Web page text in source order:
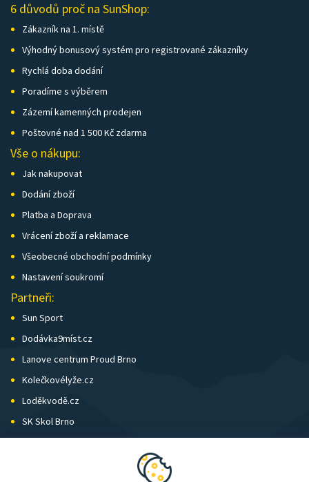
6 důvodů proč na SunShop:
Zákazník na 1. místě
Výhodný bonusový systém pro registrované zákazníky
Rychlá doba dodání
Poradíme s výběrem
Zázemí kamenných prodejen
Poštovné nad 1 500 Kč zdarma
Vše o nákupu:
Jak nakupovat
Dodání zboží
Platba a Doprava
Vrácení zboží a reklamace
Všeobecné obchodní podmínky
Nastavení soukromí
Partneři:
Sun Sport
Dodávka9míst.cz
Lanove centrum Proud Brno
Kolečkovélyže.cz
Loděkvodě.cz
SK Skol Brno
Biatlon Brno